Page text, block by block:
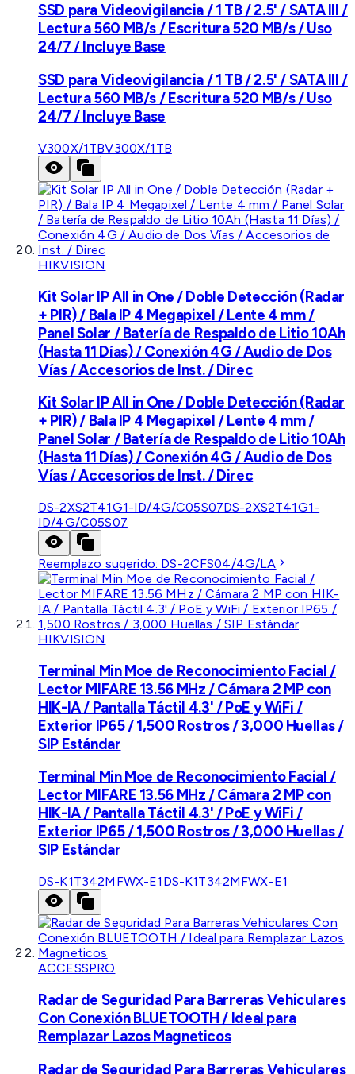
SSD para Videovigilancia / 1 TB / 2.5' / SATA III /
Lectura 560 MB/s / Escritura 520 MB/s / Uso
24/7 / Incluye Base
SSD para Videovigilancia / 1 TB / 2.5' / SATA III /
Lectura 560 MB/s / Escritura 520 MB/s / Uso
24/7 / Incluye Base
V300X/1TBV300X/1TB
HIKVISION
Kit Solar IP All in One / Doble Detección (Radar
+ PIR) / Bala IP 4 Megapixel / Lente 4 mm /
Panel Solar / Batería de Respaldo de Litio 10Ah
(Hasta 11 Días) / Conexión 4G / Audio de Dos
Vías / Accesorios de Inst. / Direc
Kit Solar IP All in One / Doble Detección (Radar
+ PIR) / Bala IP 4 Megapixel / Lente 4 mm /
Panel Solar / Batería de Respaldo de Litio 10Ah
(Hasta 11 Días) / Conexión 4G / Audio de Dos
Vías / Accesorios de Inst. / Direc
DS-2XS2T41G1-ID/4G/C05S07DS-2XS2T41G1-
ID/4G/C05S07
Reemplazo sugerido: DS-2CFS04/4G/LA
HIKVISION
Terminal Min Moe de Reconocimiento Facial /
Lector MIFARE 13.56 MHz / Cámara 2 MP con
HIK-IA / Pantalla Táctil 4.3' / PoE y WiFi /
Exterior IP65 / 1,500 Rostros / 3,000 Huellas /
SIP Estándar
Terminal Min Moe de Reconocimiento Facial /
Lector MIFARE 13.56 MHz / Cámara 2 MP con
HIK-IA / Pantalla Táctil 4.3' / PoE y WiFi /
Exterior IP65 / 1,500 Rostros / 3,000 Huellas /
SIP Estándar
DS-K1T342MFWX-E1 DS-K1T342MFWX-E1
ACCESSPRO
Radar de Seguridad Para Barreras Vehiculares
Con Conexión BLUETOOTH / Ideal para
Remplazar Lazos Magneticos
Radar de Seguridad Para Barreras Vehiculares